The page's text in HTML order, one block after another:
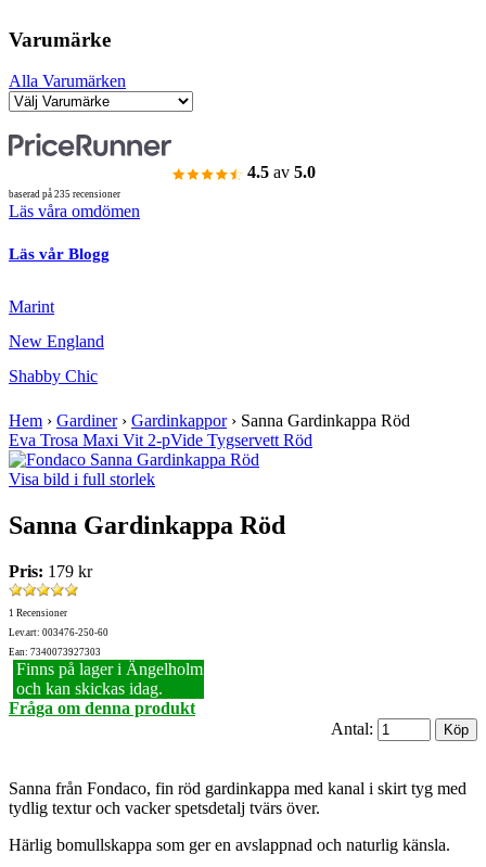
Varumärke
Alla Varumärken
4.5 av 5.0
baserad på 235 recensioner
Läs våra omdömen
Läs vår Blogg
Marint
New England
Shabby Chic
Hem › Gardiner› Gardinkappor› Sanna Gardinkappa Röd
Eva Trosa Maxi Vit 2-pVide Tygservett Röd
Visa bild i full storlek
Sanna Gardinkappa Röd
Pris: 179 kr
1 Recensioner
Lev.art: 003476-250-60
Ean: 7340073927303
Finns på lager i Ängelholm
och kan skickas idag.
Fråga om denna produkt
Antal:
Sanna från Fondaco, fin röd gardinkappa med kanal i skirt tyg med
tydlig textur och vacker spetsdetalj tvärs över.
Härlig bomullskappa som ger en avslappnad och naturlig känsla.